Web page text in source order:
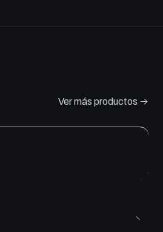
Ver más productos